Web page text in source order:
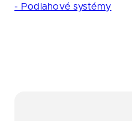
- Podlahové systémy